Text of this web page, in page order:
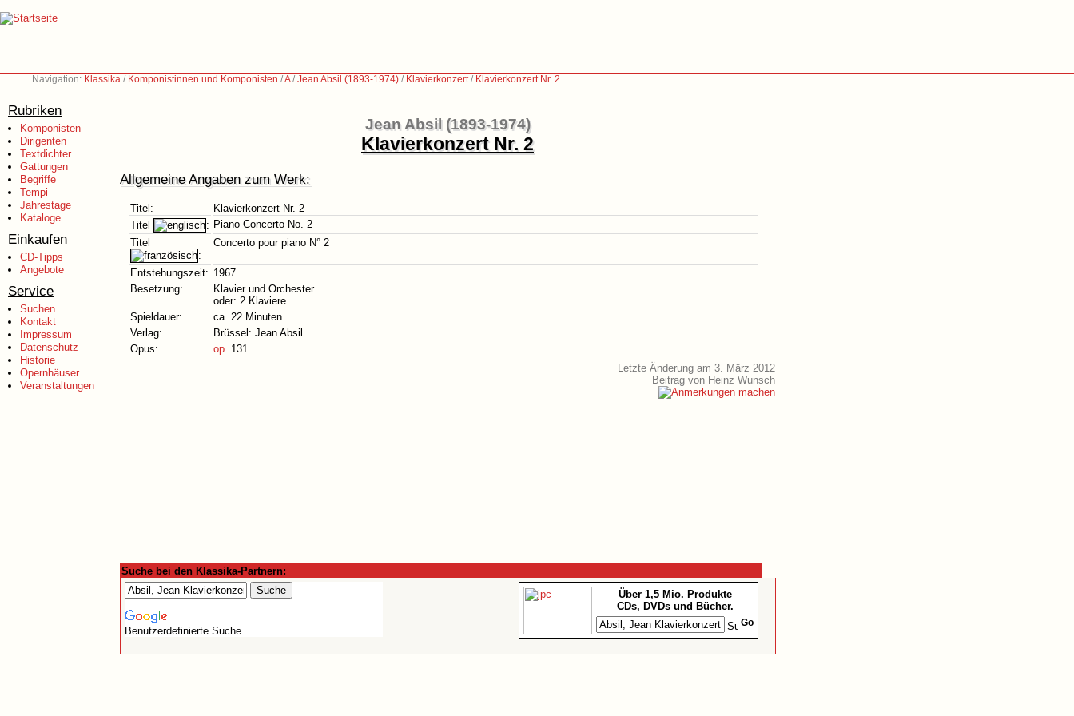
Navigation: Klassika / Komponistinnen und Komponisten /A/Jean Absil (1893-1974) / Klavierkonzert/ Klavierkonzert Nr. 2
Rubriken
Komponisten
Dirigenten
Textdichter
Gattungen
Begriffe
Tempi
Jahrestage
Kataloge
Einkaufen
CD-Tipps
Angebote
Service
Suchen
Kontakt
Impressum
Datenschutz
Historie
Opernhäuser
Veranstaltungen
Jean Absil (1893-1974)
Klavierkonzert Nr. 2
Allgemeine Angaben zum Werk:
Titel:
Klavierkonzert Nr. 2
Titel
: Piano Concerto No. 2
Titel
:
Concerto pour piano N° 2
Entstehungszeit: 1967
Besetzung:
Klavier und Orchester
oder: 2 Klaviere
Spieldauer:
ca. 22 Minuten
Verlag:
Brüssel: Jean Absil
Opus:
op. 131
Letzte Änderung am 3. März 2012
Beitrag von Heinz Wunsch
Suche bei den Klassika-Partnern:
Benutzerdefinierte Suche
Über 1,5 Mio. Produkte
CDs, DVDs und Bücher.
Go